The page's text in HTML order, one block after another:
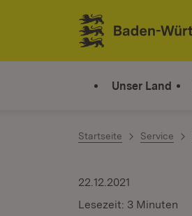
Zum Inhalt springen
Link zur Startseite
Unser Land
Startseite Service
22.12.2021
Lesezeit: 3 Minuten